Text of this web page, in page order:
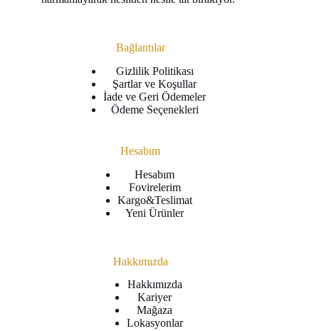
Bağlantılar
Gizlilik Politikası
Şartlar ve Koşullar
İade ve Geri Ödemeler
Ödeme Seçenekleri
Hesabım
Hesabım
Fovirelerim
Kargo&Teslimat
Yeni Ürünler
Hakkımızda
Hakkımızda
Kariyer
Mağaza
Lokasyonlar